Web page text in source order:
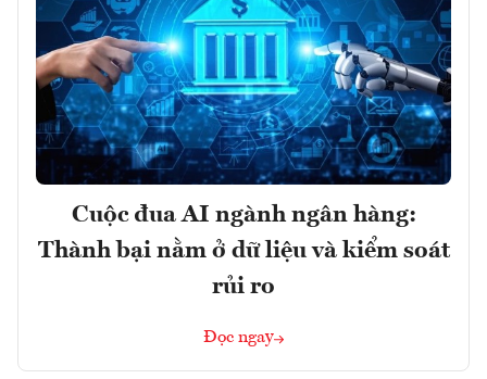
Cuộc đua AI ngành ngân hàng:
Thành bại nằm ở dữ liệu và kiểm soát
rủi ro
Đọc ngay